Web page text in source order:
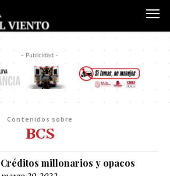
- Publicidad -
Contenidos sobre
BCS
Créditos millonarios y opacos